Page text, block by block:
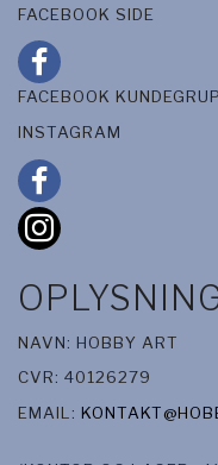
FACEBOOK SIDE
FACEBOOK
INSTAGRAM
NAVN: HOBBY ART
CVR: 40126279
EMAIL: